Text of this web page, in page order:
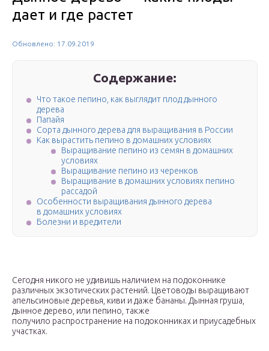
дает и где растет
Обновлено: 17.09.2019
Содержание:
Что такое пепино, как выглядит плод дынного
дерева
Папайя
Сорта дынного дерева для выращивания в России
Как вырастить пепино в домашних условиях
Выращивание пепино из семян в домашних
условиях
Выращивание пепино из черенков
Выращивание в домашних условиях пепино
рассадой
Особенности выращивания дынного дерева
в домашних условиях
Болезни и вредители
Сегодня никого не удивишь наличием на подоконнике
различных экзотических растений. Цветоводы выращивают
апельсиновые деревья, киви и даже бананы. Дынная груша,
дынное дерево, или пепино, также
получило распространение на подоконниках и приусадебных
участках.